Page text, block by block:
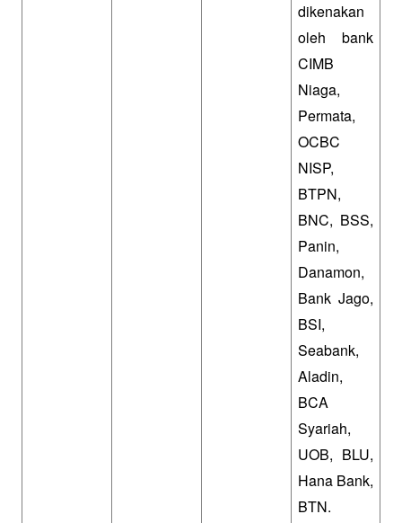
dikenakan
oleh bank
CIMB
Niaga,
Permata,
OCBC
NISP,
BTPN,
BNC, BSS,
Panin,
Danamon,
Bank Jago,
BSI,
Seabank,
Aladin,
BCA
Syariah,
UOB, BLU,
Hana Bank,
BTN.